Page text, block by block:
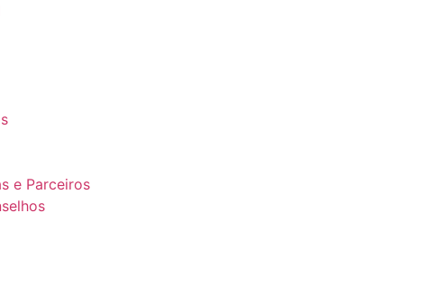
e Parceiros